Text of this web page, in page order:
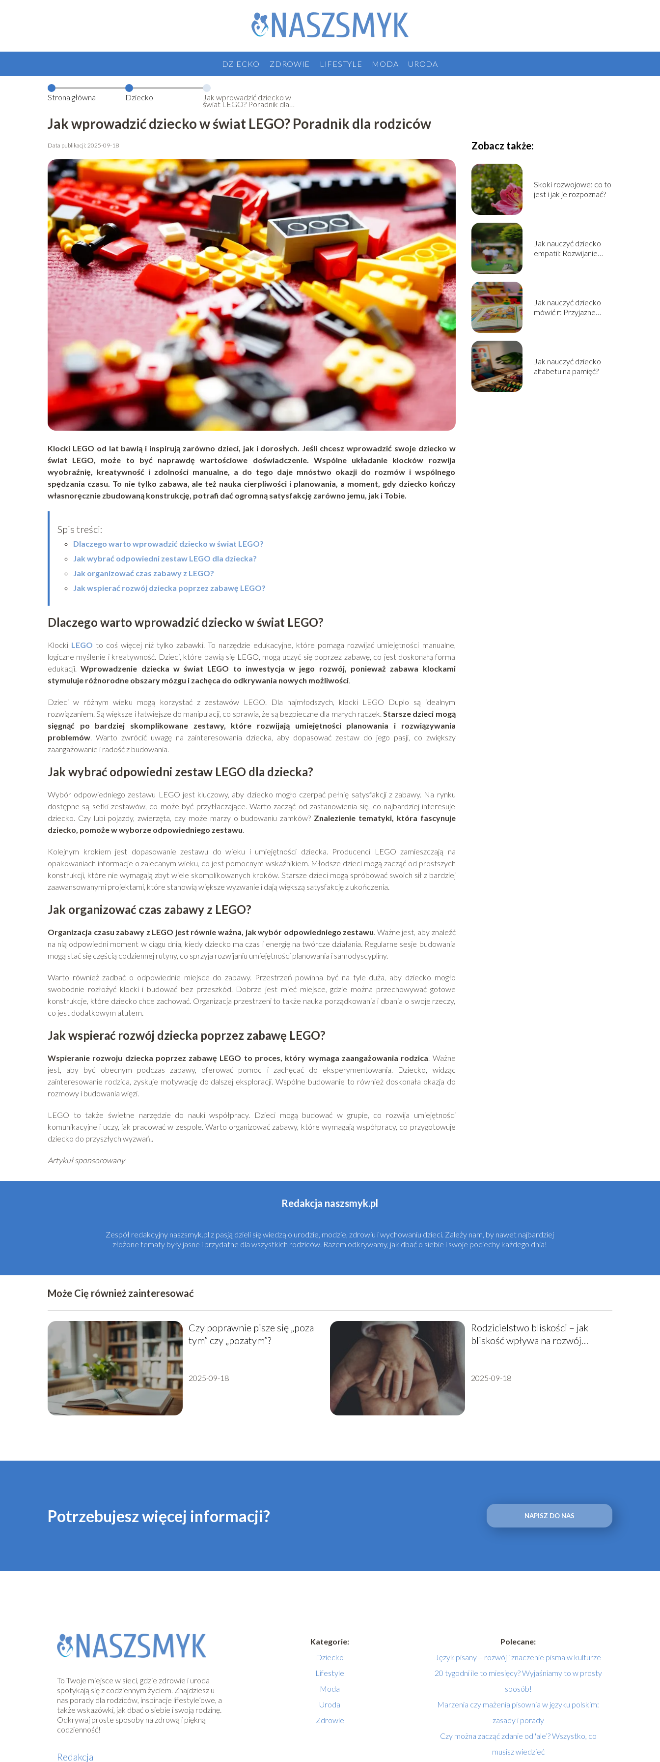
DZIECKO ZDROWIE LIFESTYLE MODA URODA
Strona główna Dziecko Jak wprowadzić dziecko w
świat LEGO? Poradnik dla
Jak wprowadzić dziecko w świat LEGO? Poradnik dla rodziców
Data publikacji: 2025-09-18
Klocki LEGO od lat bawią i inspirują zarówno dzieci, jak i dorosłych. Jeśli chcesz wprowadzić swoje dziecko w
świat LEGO, może to być naprawdę wartościowe doświadczenie. Wspólne układanie klocków rozwija
wyobraźnię, kreatywność i zdolności manualne, a do tego daje mnóstwo okazji do rozmów i wspólnego
spędzania czasu. To nie tylko zabawa, ale też nauka cierpliwości i planowania, a moment, gdy dziecko kończy
własnoręcznie zbudowaną konstrukcję, potrafi dać ogromną satysfakcję zarówno jemu, jak i Tobie.
Spis treści:
Dlaczego warto wprowadzić dziecko w świat LEGO?
Jak wybrać odpowiedni zestaw LEGO dla dziecka?
Jak organizować czas zabawy z LEGO?
Jak wspierać rozwój dziecka poprzez zabawę LEGO?
Dlaczego warto wprowadzić dziecko w świat LEGO?
Klocki LEGO to coś więcej niż tylko zabawki. To narzędzie edukacyjne, które pomaga rozwijać umiejętności manualne,
logiczne myślenie i kreatywność. Dzieci, które bawią się LEGO, mogą uczyć się poprzez zabawę, co jest doskonałą formą
edukacji.Wprowadzenie dziecka w świat LEGO to inwestycja w jego rozwój, ponieważ zabawa klockami
stymuluje różnorodne obszary mózgu i zachęca do odkrywania nowych możliwości.
Dzieci w różnym wieku mogą korzystać z zestawów LEGO. Dla najmłodszych, klocki LEGO Duplo są idealnym
rozwiązaniem. Są większe i łatwiejsze do manipulacji, co sprawia, że są bezpieczne dla małych rączek.Starsze dzieci mogą
sięgnąć po bardziej skomplikowane zestawy, które rozwijają umiejętności planowania i rozwiązywania
problemów. Warto zwrócić uwagę na zainteresowania dziecka, aby dopasować zestaw do jego pasji, co zwiększy
zaangażowanie i radość z budowania.
Jak wybrać odpowiedni zestaw LEGO dla dziecka?
Wybór odpowiedniego zestawu LEGO jest kluczowy, aby dziecko mogło czerpać pełnię satysfakcji z zabawy. Na rynku
dostępne są setki zestawów, co może być przytłaczające. Warto zacząć od zastanowienia się, co najbardziej interesuje
dziecko. Czy lubi pojazdy, zwierzęta, czy może marzy o budowaniu zamków? Znalezienie tematyki, która fascynuje
dziecko, pomoże w wyborze odpowiedniego zestawu.
Kolejnym krokiem jest dopasowanie zestawu do wieku i umiejętności dziecka. Producenci LEGO zamieszczają na
opakowaniach informacje o zalecanym wieku, co jest pomocnym wskaźnikiem. Młodsze dzieci mogą zacząć od prostszych
konstrukcji, które nie wymagają zbyt wiele skomplikowanych kroków. Starsze dzieci mogą spróbować swoich sił z bardziej
zaawansowanymi projektami, które stanowią większe wyzwanie i dają większą satysfakcję z ukończenia.
Jak organizować czas zabawy z LEGO?
Organizacja czasu zabawy z LEGO jest równie ważna, jak wybór odpowiedniego zestawu. Ważne jest, aby znaleźć
na nią odpowiedni moment w ciągu dnia, kiedy dziecko ma czas i energię na twórcze działania. Regularne sesje budowania
mogą stać się częścią codziennej rutyny, co sprzyja rozwijaniu umiejętności planowania i samodyscypliny.
Warto również zadbać o odpowiednie miejsce do zabawy. Przestrzeń powinna być na tyle duża, aby dziecko mogło
swobodnie rozłożyć klocki i budować bez przeszkód. Dobrze jest mieć miejsce, gdzie można przechowywać gotowe
konstrukcje, które dziecko chce zachować. Organizacja przestrzeni to także nauka porządkowania i dbania o swoje rzeczy,
co jest dodatkowym atutem.
Jak wspierać rozwój dziecka poprzez zabawę LEGO?
Wspieranie rozwoju dziecka poprzez zabawę LEGO to proces, który wymaga zaangażowania rodzica. Ważne
jest, aby być obecnym podczas zabawy, oferować pomoc i zachęcać do eksperymentowania. Dziecko, widząc
zainteresowanie rodzica, zyskuje motywację do dalszej eksploracji. Wspólne budowanie to również doskonała okazja do
rozmowy i budowania więzi.
LEGO to także świetne narzędzie do nauki współpracy. Dzieci mogą budować w grupie, co rozwija umiejętności
komunikacyjne i uczy, jak pracować w zespole. Warto organizować zabawy, które wymagają współpracy, co przygotowuje
dziecko do przyszłych wyzwań..
Artykuł sponsorowany
Zobacz także:
Skoki rozwojowe: co to
jest i jak je rozpoznać?
Jak nauczyć dziecko
empatii: Rozwijanie
Jak nauczyć dziecko
mówić r: Przyjazne
Jak nauczyć dziecko
alfabetu na pamięć?
Redakcja naszsmyk.pl
Zespół redakcyjny naszsmyk.pl z pasją dzieli się wiedzą o urodzie, modzie, zdrowiu i wychowaniu dzieci. Zależy nam, by nawet najbardziej
złożone tematy były jasne i przydatne dla wszystkich rodziców. Razem odkrywamy, jak dbać o siebie i swoje pociechy każdego dnia!
Może Cię również zainteresować
Czy poprawnie pisze się „poza
tym” czy „pozatym”?
2025-09-18
Rodzicielstwo bliskości – jak
bliskość wpływa na rozwój
2025-09-18
Potrzebujesz więcej informacji? NAPISZ DO NAS
To Twoje miejsce w sieci, gdzie zdrowie i uroda
spotykają się z codziennym życiem. Znajdziesz u
nas porady dla rodziców, inspiracje lifestyle’owe, a
także wskazówki, jak dbać o siebie i swoją rodzinę.
Odkrywaj proste sposoby na zdrową i piękną
codzienność!
Redakcja
Kategorie:
Dziecko
Lifestyle
Moda
Uroda
Zdrowie
Polecane:
Język pisany – rozwój i znaczenie pisma w kulturze
20 tygodni ile to miesięcy? Wyjaśniamy to w prosty
sposób!
Marzenia czy mażenia pisownia w języku polskim:
zasady i porady
Czy można zacząć zdanie od 'ale’? Wszystko, co
musisz wiedzieć